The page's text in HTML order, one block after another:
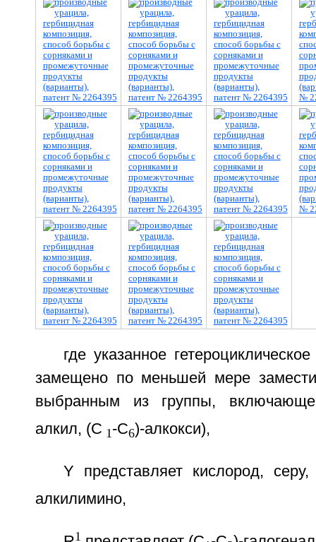
где указанное
замещено по меньшей мере
выбранным из группы,
алкил, (С 1-С6)-алкокси),
Y представляет кислород,
алкилимино,
1